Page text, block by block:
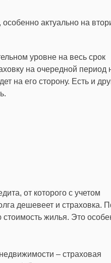
актуально на
уровне на весь срок
на очередной период
на его сторону. Есть и
от которого с учетом
дешевеет и страховка.
жилья. Это
– страховая